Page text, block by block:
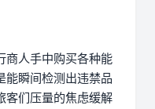
商人手中购买各种能
能瞬间检测出违禁品
客们压量的焦虑缓解